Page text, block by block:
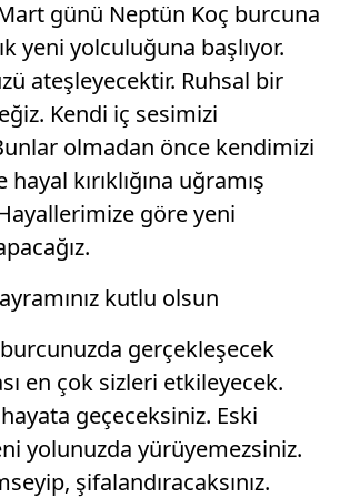
günü Neptün Koç burcuna
yeni yolculuğuna başlıyor.
ateşleyecektir. Ruhsal bir
Kendi iç sesimizi
olmadan önce kendimizi
kırıklığına uğramış
göre yeni
kutlu olsun
gerçekleşecek
en çok sizleri etkileyecek.
geçeceksiniz. Eski
yolunuzda yürüyemezsiniz.
şifalandıracaksınız.